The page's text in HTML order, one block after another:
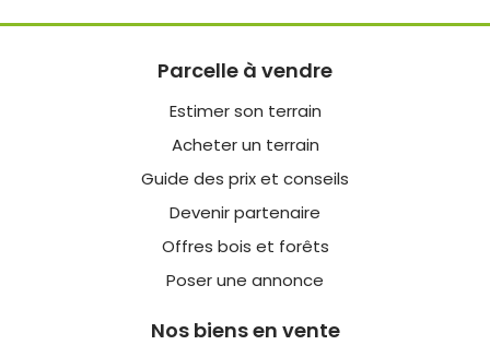
Parcelle à vendre
Estimer son terrain
Acheter un terrain
Guide des prix et conseils
Devenir partenaire
Offres bois et forêts
Poser une annonce
Nos biens en vente